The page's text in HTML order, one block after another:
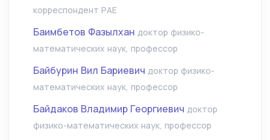
корреспондент РАЕ
Баимбетов Фазылхан доктор физико-
математических наук, профессор
Байбурин Вил Бариевич доктор физико-
математических наук, профессор
Байдаков Владимир Георгиевич доктор
физико-математических наук, профессор